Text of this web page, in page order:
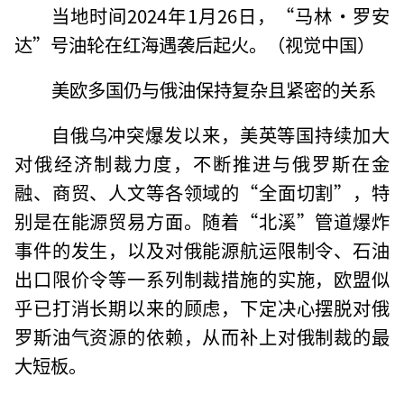
当地时间2024年1月26日，“马林·罗安
达”号油轮在红海遇袭后起火。（视觉中国）
美欧多国仍与俄油保持复杂且紧密的关系
自俄乌冲突爆发以来，美英等国持续加大
对俄经济制裁力度，不断推进与俄罗斯在金
融、商贸、人文等各领域的“全面切割”，特
别是在能源贸易方面。随着“北溪”管道爆炸
事件的发生，以及对俄能源航运限制令、石油
出口限价令等一系列制裁措施的实施，欧盟似
乎已打消长期以来的顾虑，下定决心摆脱对俄
罗斯油气资源的依赖，从而补上对俄制裁的最
大短板。